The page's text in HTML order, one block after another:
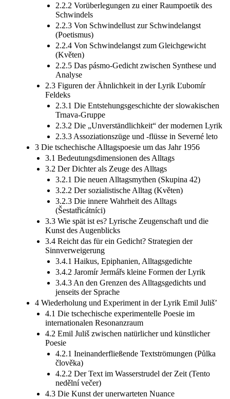
2.2.2 Vorüberlegungen zu einer Raumpoetik des
Schwindels
2.2.3 Von Schwindellust zur Schwindelangst
(Poetismus)
2.2.4 Von Schwindelangst zum Gleichgewicht
(Květen)
2.2.5 Das pásmo-Gedicht zwischen Synthese und
Analyse
2.3 Figuren der Ähnlichkeit in der Lyrik Ľubomír
Feldeks
2.3.1 Die Entstehungsgeschichte der slowakischen
Trnava-Gruppe
2.3.2 Die „Unverständlichkeit“ der modernen Lyrik
2.3.3 Assoziationszüge und -flüsse in Severné leto
3 Die tschechische Alltagspoesie um das Jahr 1956
3.1 Bedeutungsdimensionen des Alltags
3.2 Der Dichter als Zeuge des Alltags
3.2.1 Die neuen Alltagsmythen (Skupina 42)
3.2.2 Der sozialistische Alltag (Květen)
3.2.3 Die innere Wahrheit des Alltags
(Šestatřicátníci)
3.3 Wie spät ist es? Lyrische Zeugenschaft und die
Kunst des Augenblicks
3.4 Reicht das für ein Gedicht? Strategien der
Sinnverweigerung
3.4.1 Haikus, Epiphanien, Alltagsgedichte
3.4.2 Jaromír Jermářs kleine Formen der Lyrik
3.4.3 An den Grenzen des Alltagsgedichts und
jenseits der Sprache
4 Wiederholung und Experiment in der Lyrik Emil Juliš’
4.1 Die tschechische experimentelle Poesie im
internationalen Resonanzraum
4.2 Emil Juliš zwischen natürlicher und künstlicher
Poesie
4.2.1 Ineinanderfließende Textströmungen (Půlka
člověka)
4.2.2 Der Text im Wasserstrudel der Zeit (Tento
nedělní večer)
4.3 Die Kunst der unerwarteten Nuance